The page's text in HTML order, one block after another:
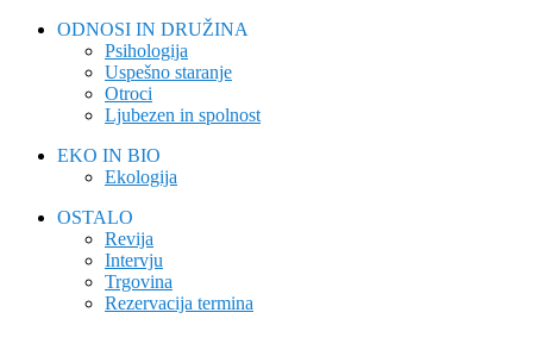
ODNOSI IN DRUŽINA
Psihologija
Uspešno staranje
Otroci
Ljubezen in spolnost
EKO IN BIO
Ekologija
OSTALO
Revija
Intervju
Trgovina
Rezervacija termina